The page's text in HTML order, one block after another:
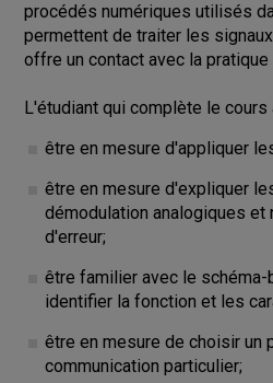
procédés numériques utilisés
permettent de traiter les
offre un contact avec la
L'étudiant qui complète le
être en mesure d'appliquer
être en mesure d'expliquer
démodulation analogiques
d'erreur;
être familier avec le
identifier la fonction et les
être en mesure de choisir un
communication particulier;